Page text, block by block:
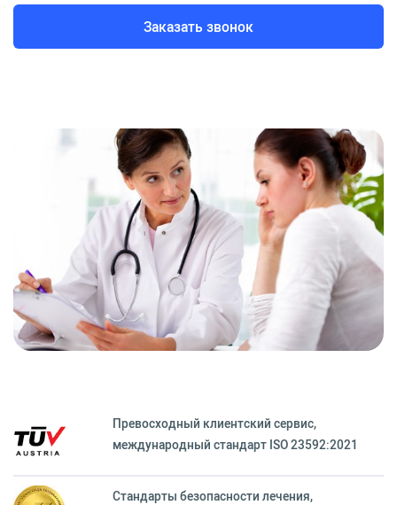
Заказать звонок
Превосходный клиентский сервиc,
международный стандарт ISO 23592:2021
Стандарты безопасности лечения,